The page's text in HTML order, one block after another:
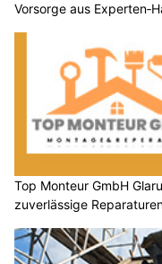
Vorsorge aus
Top Monteur GmbH
zuverlässige